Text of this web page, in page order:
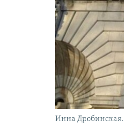
Инна Дробинская.